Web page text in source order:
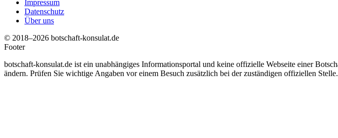
Impressum
Datenschutz
Über uns
© 2018–2026 botschaft-konsulat.de
Footer
botschaft-konsulat.de ist ein unabhängiges Informationsportal und keine offizielle Webseite einer
ändern. Prüfen Sie wichtige Angaben vor einem Besuch zusätzlich bei der zuständigen offiziellen Stelle.